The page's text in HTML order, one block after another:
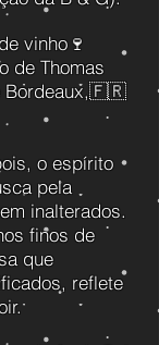
vinho🍷
de Thomas
Bordeaux,🇫🇷
o espírito
pela
inalterados.
finos de
que
reflete